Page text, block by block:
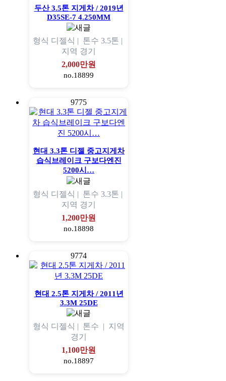
두산 3.5톤 지게차 / 2019년
D35SE-7 4.250MM
형식 디젤식 | 톤수 3.5톤 |
지역 경기
2,000만원
no.18899
9775
현대 3.3톤 디젤 중고지게차
습식브레이크 구보다엔진
5200시…
형식 디젤식 | 톤수 3.3톤 |
지역 경기
1,200만원
no.18898
9774
현대 2.5톤 지게차 / 2011년
3.3M 25DE
형식 디젤식 | 톤수 | 지역
경기
1,100만원
no.18897